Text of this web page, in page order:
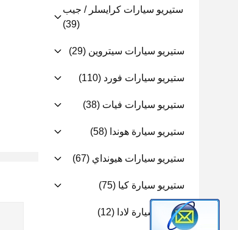
ستيريو سيارات كرايسلر / جيب
(39)
ستيريو سيارات سيتروين (29)
ستيريو سيارات فورد (110)
ستيريو سيارات فيات (38)
ستيريو سيارة هوندا (58)
ستيريو سيارات هيونداي (67)
ستيريو سيارة كيا (75)
ستيريو سيارة لادا (12)